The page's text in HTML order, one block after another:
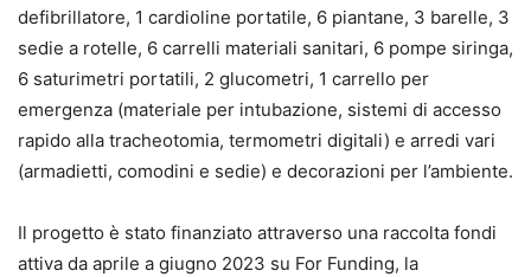
defibrillatore, 1 cardioline portatile, 6 piantane, 3 barelle, 3
sedie a rotelle, 6 carrelli materiali sanitari, 6 pompe siringa,
6 saturimetri portatili, 2 glucometri, 1 carrello per
emergenza (materiale per intubazione, sistemi di accesso
rapido alla tracheotomia, termometri digitali) e arredi vari
(armadietti, comodini e sedie) e decorazioni per l’ambiente.
Il progetto è stato finanziato attraverso una raccolta fondi
attiva da aprile a giugno 2023 su For Funding, la